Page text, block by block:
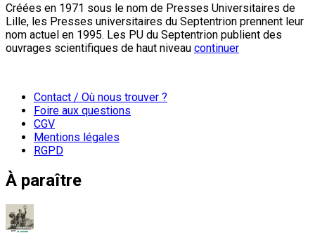
Créées en 1971 sous le nom de Presses Universitaires de
Lille, les Presses universitaires du Septentrion prennent leur
nom actuel en 1995. Les PU du Septentrion publient des
ouvrages scientifiques de haut niveau continuer
Contact / Où nous trouver ?
Foire aux questions
CGV
Mentions légales
RGPD
À paraître